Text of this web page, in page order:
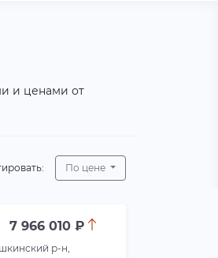
и ценами от
По цене
7 966 010 ₽
р-н,